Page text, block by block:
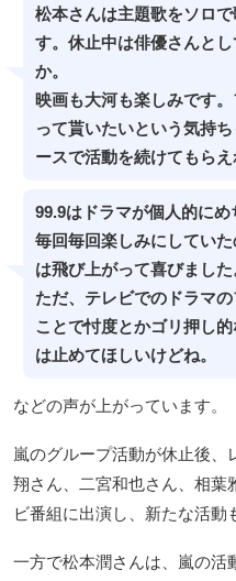
松本さんは主題歌をソロ
す。休止中は俳優さんと
か。
映画も大河も楽しみです
って貰いたいという気持
ースで活動を続けてもらえ
99.9はドラマが個人的にめ
毎回毎回楽しみにしてい
は飛び上がって喜びました
ただ、テレビでのドラマ
ことで忖度とかゴリ押し
は止めてほしいけどね。
などの声が上がっています。
嵐のグループ活動が休止後、
翔さん、二宮和也さん、相葉
ビ番組に出演し、新たな活動
一方で松本潤さんは、嵐の活